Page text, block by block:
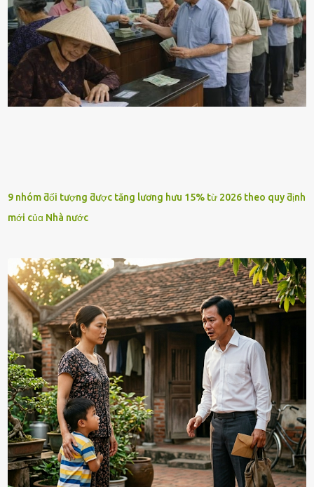
9 nhóm ƌối tượng ƌược tăng lương hưu 15% từ 2026 theo quy ƌịnh
mới củɑ Nhà nước